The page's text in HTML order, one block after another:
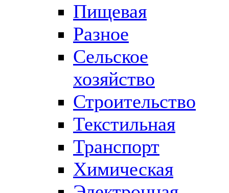
Пищевая
Разное
Сельское
хозяйство
Строительство
Текстильная
Транспорт
Химическая